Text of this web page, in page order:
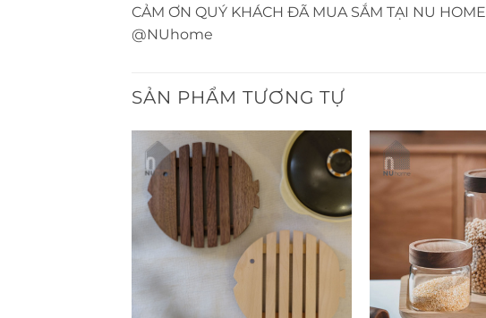
CẢM ƠN QUÝ KHÁCH ĐÃ MUA SẮM TẠI NU HOME
@NUhome
SẢN PHẨM TƯƠNG TỰ